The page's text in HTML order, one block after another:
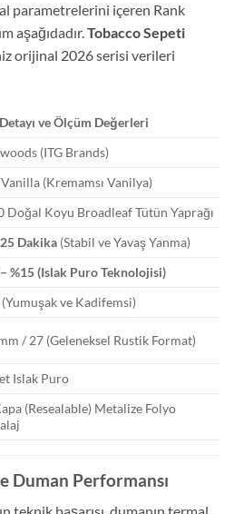
parametrelerini içeren Rank
aşağıdadır.Tobacco Sepeti
orijinal 2026 serisi verileri
ve Ölçüm Değerleri
(ITG Brands)
(Kremamsı Vanilya)
Doğal Koyu Broadleaf Tütün Yaprağı
Dakika (Stabil ve Yavaş Yanma)
%15 (Islak Puro Teknolojisi)
ve Kadifemsi)
/ 27 (Geleneksel Rustik Format)
Islak Puro
(Resealable) Metalize Folyo
Duman Performansı